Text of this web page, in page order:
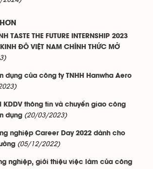
TASTE THE FUTURE INTERNSHIP 2023
ĐÔ VIỆT NAM CHÍNH THỨC MỞ
dụng của công ty TNHH Hanwha Aero
KDDV thông tin và chuyển giao công
dụng (20/03/2023)
nghiệp Career Day 2022 dành cho
(05/12/2022)
nghiệp, giới thiệu việc làm của công